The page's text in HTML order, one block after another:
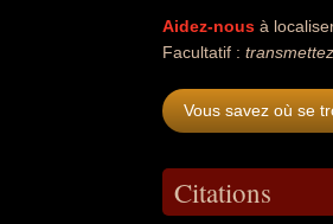
Aidez-nous à
Facultatif :
Vous savez où se
Citations